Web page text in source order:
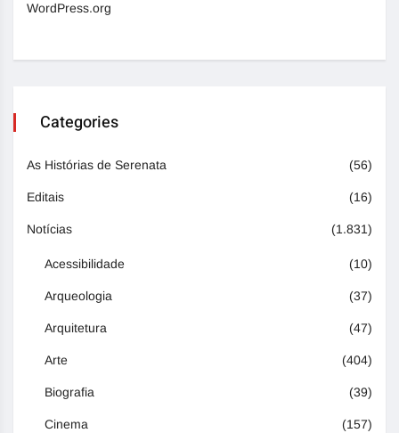
WordPress.org
Categories
As Histórias de Serenata (56)
Editais (16)
Notícias (1.831)
Acessibilidade (10)
Arqueologia (37)
Arquitetura (47)
Arte (404)
Biografia (39)
Cinema (157)